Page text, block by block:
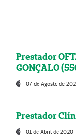
Prestador
GONÇALO
07 de Agosto de
Prestador
01 de Abril de 2020